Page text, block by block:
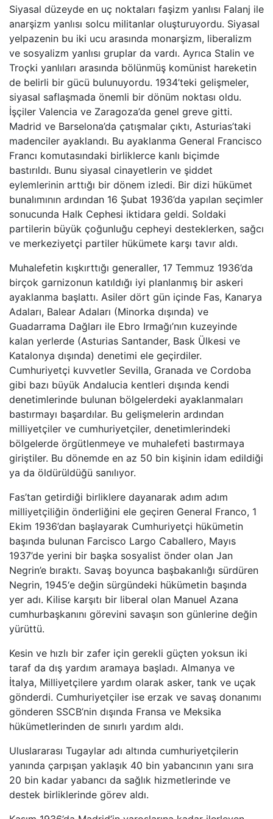
Siyasal düzeyde en uç noktaları faşizm yanlısı Falanj ile
anarşizm yanlısı solcu militanlar oluşturuyordu. Siyasal
yelpazenin bu iki ucu arasında monarşizm, liberalizm
ve sosyalizm yanlısı gruplar da vardı. Ayrıca Stalin ve
Troçki yanlıları arasında bölünmüş komünist hareketin
de belirli bir gücü bulunuyordu. 1934’teki gelişmeler,
siyasal saflaşmada önemli bir dönüm noktası oldu.
İşçiler Valencia ve Zaragoza’da genel greve gitti.
Madrid ve Barselona’da çatışmalar çıktı, Asturias’taki
madenciler ayaklandı. Bu ayaklanma General Francisco
Francı komutasındaki birliklerce kanlı biçimde
bastırıldı. Bunu siyasal cinayetlerin ve şiddet
eylemlerinin arttığı bir dönem izledi. Bir dizi hükümet
bunalımının ardından 16 Şubat 1936’da yapılan seçimler
sonucunda Halk Cephesi iktidara geldi. Soldaki
partilerin büyük çoğunluğu cepheyi desteklerken, sağcı
ve merkeziyetçi partiler hükümete karşı tavır aldı.
Muhalefetin kışkırttığı generaller, 17 Temmuz 1936’da
birçok garnizonun katıldığı iyi planlanmış bir askeri
ayaklanma başlattı. Asiler dört gün içinde Fas, Kanarya
Adaları, Balear Adaları (Minorka dışında) ve
Guadarrama Dağları ile Ebro Irmağı’nın kuzeyinde
kalan yerlerde (Asturias Santander, Bask Ülkesi ve
Katalonya dışında) denetimi ele geçirdiler.
Cumhuriyetçi kuvvetler Sevilla, Granada ve Cordoba
gibi bazı büyük Andalucia kentleri dışında kendi
denetimlerinde bulunan bölgelerdeki ayaklanmaları
bastırmayı başardılar. Bu gelişmelerin ardından
milliyetçiler ve cumhuriyetçiler, denetimlerindeki
bölgelerde örgütlenmeye ve muhalefeti bastırmaya
giriştiler. Bu dönemde en az 50 bin kişinin idam edildiği
ya da öldürüldüğü sanılıyor.
Fas’tan getirdiği birliklere dayanarak adım adım
milliyetçiliğin önderliğini ele geçiren General Franco, 1
Ekim 1936’dan başlayarak Cumhuriyetçi hükümetin
başında bulunan Farcisco Largo Caballero, Mayıs
1937’de yerini bir başka sosyalist önder olan Jan
Negrin’e bıraktı. Savaş boyunca başbakanlığı sürdüren
Negrin, 1945‘e değin sürgündeki hükümetin başında
yer adı. Kilise karşıtı bir liberal olan Manuel Azana
cumhurbaşkanını görevini savaşın son günlerine değin
yürüttü.
Kesin ve hızlı bir zafer için gerekli güçten yoksun iki
taraf da dış yardım aramaya başladı. Almanya ve
İtalya, Milliyetçilere yardım olarak asker, tank ve uçak
gönderdi. Cumhuriyetçiler ise erzak ve savaş donanımı
gönderen SSCB’nin dışında Fransa ve Meksika
hükümetlerinden de sınırlı yardım aldı.
Uluslararası Tugaylar adı altında cumhuriyetçilerin
yanında çarpışan yaklaşık 40 bin yabancının yanı sıra
20 bin kadar yabancı da sağlık hizmetlerinde ve
destek birliklerinde görev aldı.